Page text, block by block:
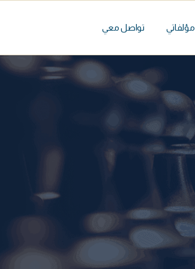
مؤلفاتي تواصل معي